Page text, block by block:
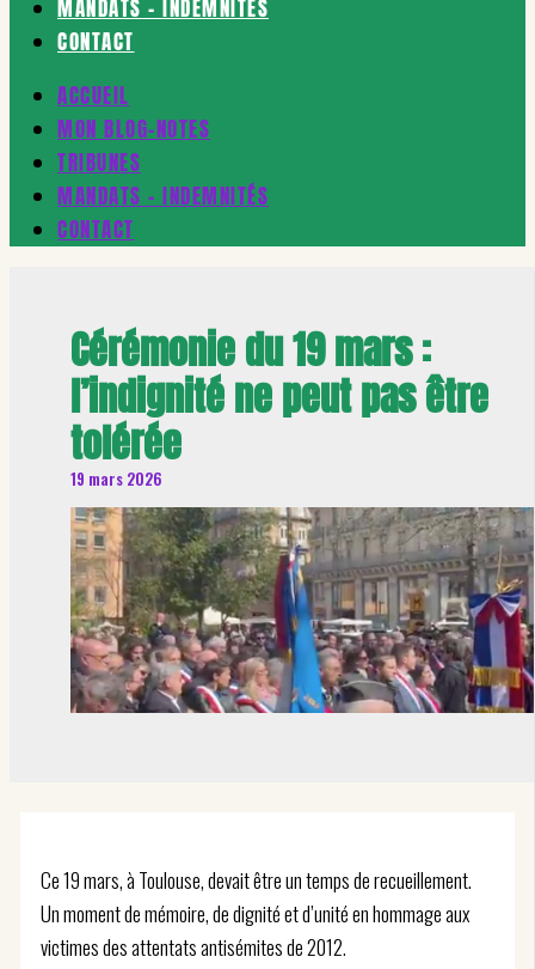
MANDATS – INDEMNITÉS
CONTACT
ACCUEIL
MON BLOG-NOTES
TRIBUNES
MANDATS – INDEMNITÉS
CONTACT
Cérémonie du 19 mars :
l’indignité ne peut pas être
tolérée
19 mars 2026
Ce 19 mars, à Toulouse, devait être un temps de recueillement.
Un moment de mémoire, de dignité et d’unité en hommage aux
victimes des attentats antisémites de 2012.